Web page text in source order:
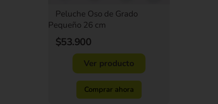
Peluche Oso de Grado
Pequeño 26 cm
$53.900
Ver producto
Comprar ahora